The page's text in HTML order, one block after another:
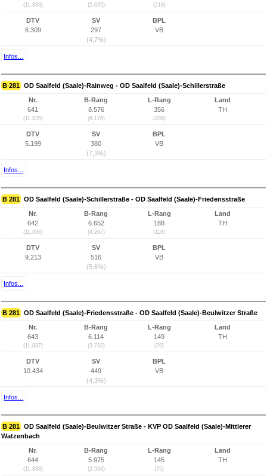
(11.834) (5.635) (218)
DTV
6.309
SV
297
(4,7%)
BPL
VB
Infos...
B 281 OD Saalfeld (Saale)-Rainweg - OD Saalfeld (Saale)-Schillerstraße
Nr.
641
(11.835)
B-Rang
8.576
(6.176)
L-Rang
356
(286)
Land
TH
DTV
5.199
SV
380
(7,3%)
BPL
VB
Infos...
B 281 OD Saalfeld (Saale)-Schillerstraße - OD Saalfeld (Saale)-Friedensstraße
Nr.
642
(11.836)
B-Rang
6.652
(4.267)
L-Rang
188
(118)
Land
TH
DTV
9.213
SV
516
(5,6%)
BPL
VB
Infos...
B 281 OD Saalfeld (Saale)-Friedensstraße - OD Saalfeld (Saale)-Beulwitzer Straße
Nr.
643
(11.837)
B-Rang
6.114
(3.733)
L-Rang
149
(79)
Land
TH
DTV
10.434
SV
449
(4,3%)
BPL
VB
Infos...
B 281 OD Saalfeld (Saale)-Beulwitzer Straße - KVP OD Saalfeld (Saale)-Mittlerer
Watzenbach
Nr.
644
(11.838)
B-Rang
5.975
(3.594)
L-Rang
145
(75)
Land
TH